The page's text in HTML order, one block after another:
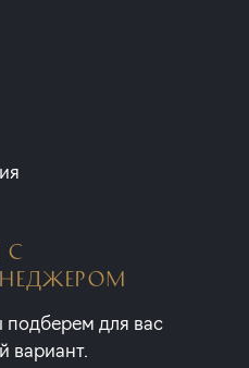
С
подберем для вас
вариант.